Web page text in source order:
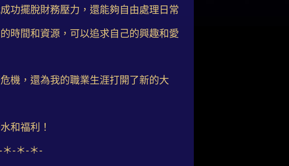
功擺脫財務壓力，還能夠自由處理日常
時間和資源，可以追求自己的興趣和愛
機，還為我的職業生涯打開了新的大
和福利！
-＊-＊-